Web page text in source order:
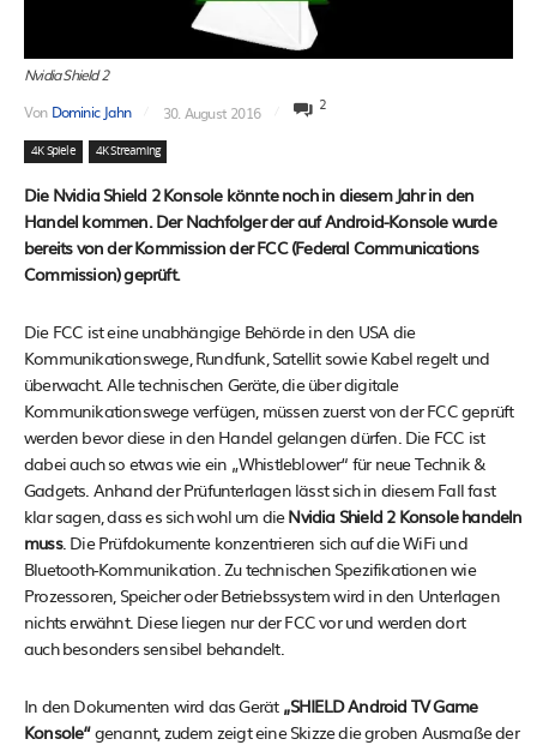
Nvidia Shield 2
Von Dominic Jahn 30. August 2016 2
4K Spiele 4K Streaming
Die Nvidia Shield 2 Konsole könnte noch in diesem Jahr in den
Handel kommen. Der Nachfolger der auf Android-Konsole wurde
bereits von der Kommission der FCC (Federal Communications
Commission) geprüft.
Die FCC ist eine unabhängige Behörde in den USA die
Kommunikationswege, Rundfunk, Satellit sowie Kabel regelt und
überwacht. Alle technischen Geräte, die über digitale
Kommunikationswege verfügen, müssen zuerst von der FCC geprüft
werden bevor diese in den Handel gelangen dürfen. Die FCC ist
dabei auch so etwas wie ein „Whistleblower“ für neue Technik &
Gadgets. Anhand der Prüfunterlagen lässt sich in diesem Fall fast
klar sagen, dass es sich wohl um dieNvidia Shield 2 Konsole handeln
muss. Die Prüfdokumente konzentrieren sich auf die WiFi und
Bluetooth-Kommunikation. Zu technischen Spezifikationen wie
Prozessoren, Speicher oder Betriebssystem wird in den Unterlagen
nichts erwähnt. Diese liegen nur der FCC vor und werden dort
auch besonders sensibel behandelt.
In den Dokumenten wird das Gerät „SHIELD Android TV Game
Konsole“genannt, zudem zeigt eine Skizze die groben Ausmaße der